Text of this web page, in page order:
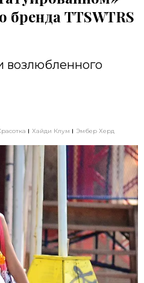
бренда TTSWTRS
возлюбленного
Хайди Клум Эмбер Херд